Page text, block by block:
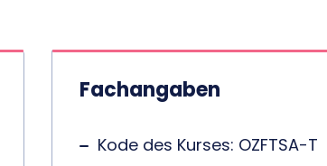
Fachangaben
Kode des Kurses: OZFTSA-T